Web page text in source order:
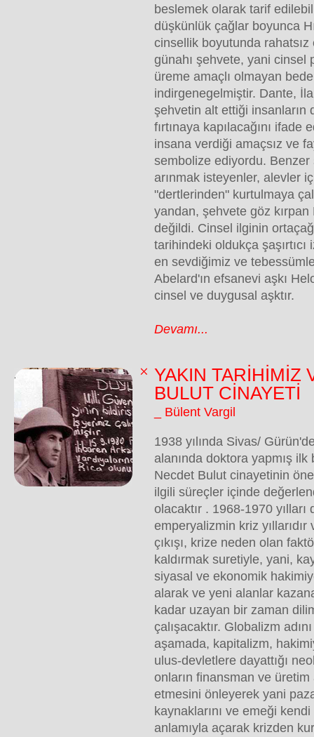
beslemek olarak tarif
düşkünlük çağlar boyunca
cinsellik boyutunda
günahı şehvete, yani cinsel
üreme amaçlı olmayan
indirgenegelmiştir. Dante,
şehvetin alt ettiği insanların
fırtınaya kapılacağını ifade
insana verdiği amaçsız ve
sembolize ediyordu.
arınmak isteyenler, alevler
"dertlerinden" kurtulmaya
yandan, şehvete göz kırpan
değildi. Cinsel ilginin
tarihindeki oldukça
en sevdiğimiz ve tebessümle
Abelard'ın efsanevi aşkı
cinsel ve duygusal aşktır.
Devamı...
YAKIN TARİHİMİZ
BULUT CİNAYETİ
_ Bülent Vargil
1938 yılında Sivas/
alanında doktora yapmış ilk
Necdet Bulut cinayetinin
ilgili süreçler içinde
olacaktır . 1968-1970 yılları
emperyalizmin kriz
çıkışı, krize neden olan
kaldırmak suretiyle, yani,
siyasal ve ekonomik
alarak ve yeni alanlar
kadar uzayan bir zaman
çalışacaktır. Globalizm
aşamada, kapitalizm,
ulus-devletlere dayattığı
onların finansman ve
etmesini önleyerek yani
kaynaklarını ve emeği
anlamıyla açarak krizden